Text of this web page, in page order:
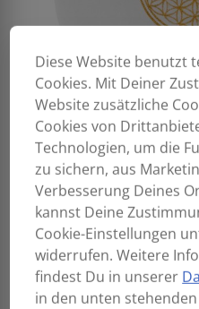
Diese Website benutzt
Cookies. Mit Deiner
Website zusätzliche
Cookies von
Technologien, um die
zu sichern, aus
Verbesserung Deines
kannst Deine
Cookie-Einstellungen
widerrufen. Weitere
findest Du in unserer
in den unten